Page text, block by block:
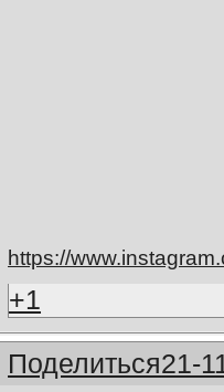
https://
+1
Поделиться21-